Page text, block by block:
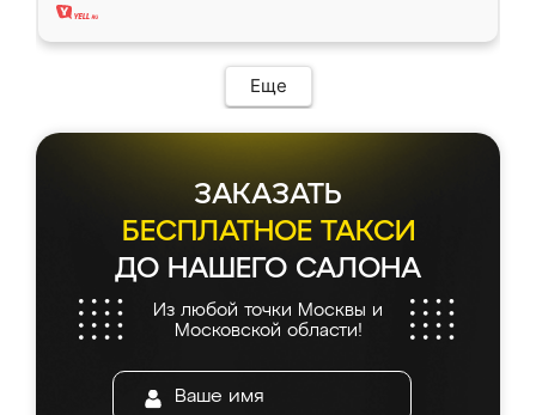
Еще
ЗАКАЗАТЬ
БЕСПЛАТНОЕ ТАКСИ
ДО НАШЕГО САЛОНА
Из любой точки Москвы и
Московской области!